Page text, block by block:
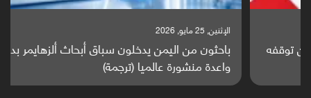
باحثون من اليمن يدخلون سباق أبحاث ألزهايمر بدراسة
واعدة منشورة عالميا (ترجمة)